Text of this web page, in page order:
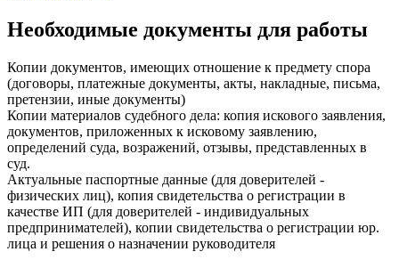
Необходимые документы для работы
Копии документов, имеющих отношение к предмету спора
(договоры, платежные документы, акты, накладные, письма,
претензии, иные документы)
Копии материалов судебного дела: копия искового заявления,
документов, приложенных к исковому заявлению,
определений суда, возражений, отзывы, представленных в
суд.
Актуальные паспортные данные (для доверителей -
физических лиц), копия свидетельства о регистрации в
качестве ИП (для доверителей - индивидуальных
предпринимателей), копии свидетельства о регистрации юр.
лица и решения о назначении руководителя